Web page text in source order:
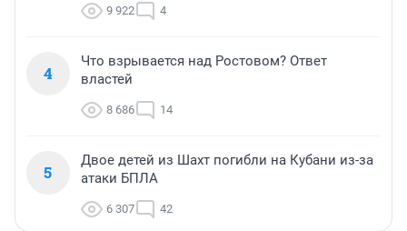
9 922 4
4
Что взрывается над Ростовом? Ответ
властей
8 686 14
5
Двое детей из Шахт погибли на Кубани из-за
атаки БПЛА
6 307 42